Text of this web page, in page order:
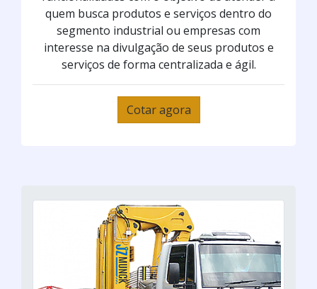
quem busca produtos e serviços dentro do
segmento industrial ou empresas com
interesse na divulgação de seus produtos e
serviços de forma centralizada e ágil.
Cotar agora